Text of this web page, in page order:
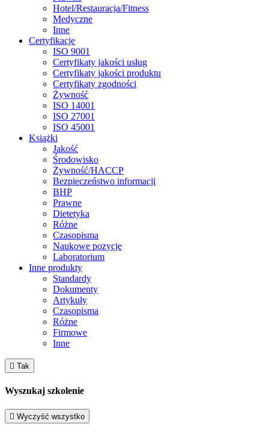
Hotel/Restauracja/Fitness
Medyczne
Inne
Certyfikacje
ISO 9001
Certyfikaty jakości usług
Certyfikaty jakości produktu
Certyfikaty zgodności
Żywność
ISO 14001
ISO 27001
ISO 45001
Książki
Jakość
Środowisko
Żywność/HACCP
Bezpieczeństwo informacji
BHP
Prawne
Dietetyka
Różne
Czasopisma
Naukowe pozycje
Laboratorium
Inne produkty
Standardy
Dokumenty
Artykuły
Czasopisma
Różne
Firmowe
Inne
 Tak
Wyszukaj szkolenie
 Wyczyść wszystko